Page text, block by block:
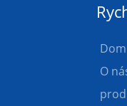
O